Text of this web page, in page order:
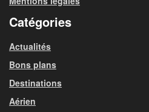
Catégories
Actualités
Bons plans
Destinations
Aérien